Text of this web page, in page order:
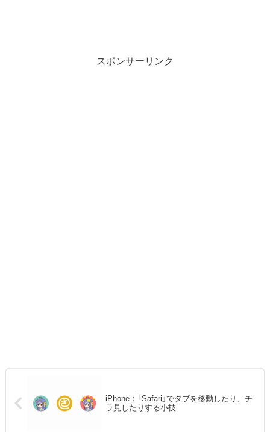
スポンサーリンク
iPhone：「Safari」でタブを移動したり、チ
ラ見したりする小技